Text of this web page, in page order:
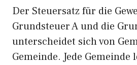
Der Steuersatz für die
Grundsteuer A und die
unterscheidet sich von
Gemeinde. Jede